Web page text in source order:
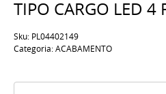
TIPO CARGO LED 4
Sku: PL04402149
Categoria:ACABAMENTO